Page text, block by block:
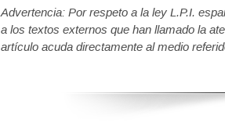
Advertencia: Por respeto a la ley L.P.I.
a los textos externos que han llamado la
artículo acuda directamente al medio